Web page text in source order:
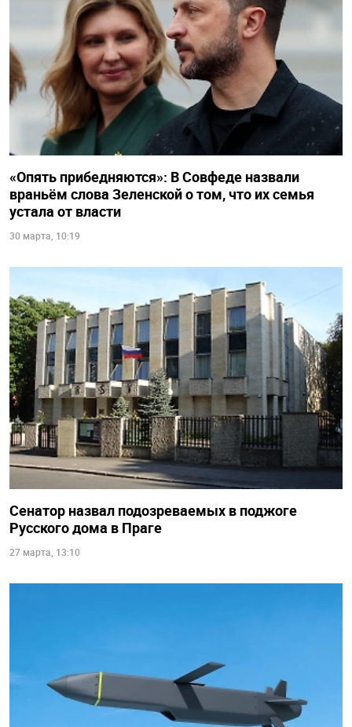
«Опять прибедняются»: В Совфеде назвали
враньём слова Зеленской о том, что их семья
устала от власти
30 марта, 10:19
Сенатор назвал подозреваемых в поджоге
Русского дома в Праге
27 марта, 13:10